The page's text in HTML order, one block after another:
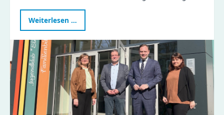
Weiterlesen …
Erziehung:
Eltern
tauschten
Tipps
und
Erfahrungen
im
KiFaZ-
Workshop
aus